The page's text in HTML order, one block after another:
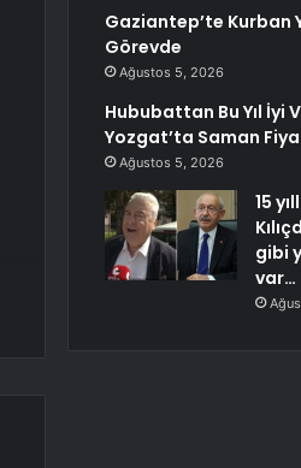
Gaziantep’te Kurban
Görevde
Ağustos 5, 2026
Hububattan Bu Yıl İyi
Yozgat’ta Saman
Ağustos 5, 2026
15
gibi
var…